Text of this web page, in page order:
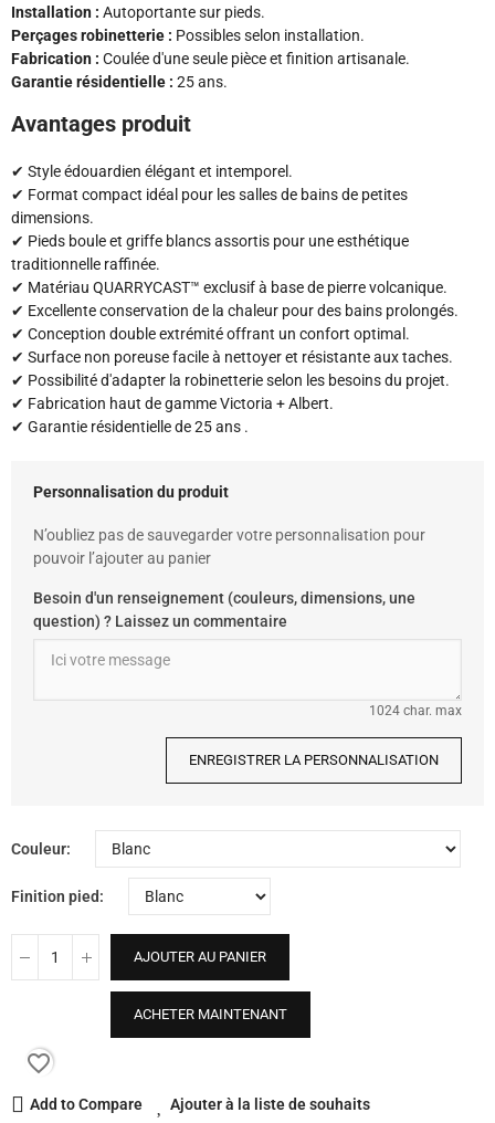
Installation : Autoportante sur pieds.
Perçages robinetterie : Possibles selon installation.
Fabrication : Coulée d'une seule pièce et finition artisanale.
Garantie résidentielle : 25 ans.
Avantages produit
✔ Style édouardien élégant et intemporel.
✔ Format compact idéal pour les salles de bains de petites
dimensions.
✔ Pieds boule et griffe blancs assortis pour une esthétique
traditionnelle raffinée.
✔ Matériau QUARRYCAST™ exclusif à base de pierre volcanique.
✔ Excellente conservation de la chaleur pour des bains prolongés.
✔ Conception double extrémité offrant un confort optimal.
✔ Surface non poreuse facile à nettoyer et résistante aux taches.
✔ Possibilité d'adapter la robinetterie selon les besoins du projet.
✔ Fabrication haut de gamme Victoria + Albert.
✔ Garantie résidentielle de 25 ans .
Personnalisation du produit
N’oubliez pas de sauvegarder votre personnalisation pour
pouvoir l’ajouter au panier
Besoin d'un renseignement (couleurs, dimensions, une
question) ? Laissez un commentaire
1024 char. max
ENREGISTRER LA PERSONNALISATION
Couleur
Finition pied
AJOUTER AU PANIER
ACHETER MAINTENANT
favorite_border
Add to Compare Ajouter à la liste de souhaits